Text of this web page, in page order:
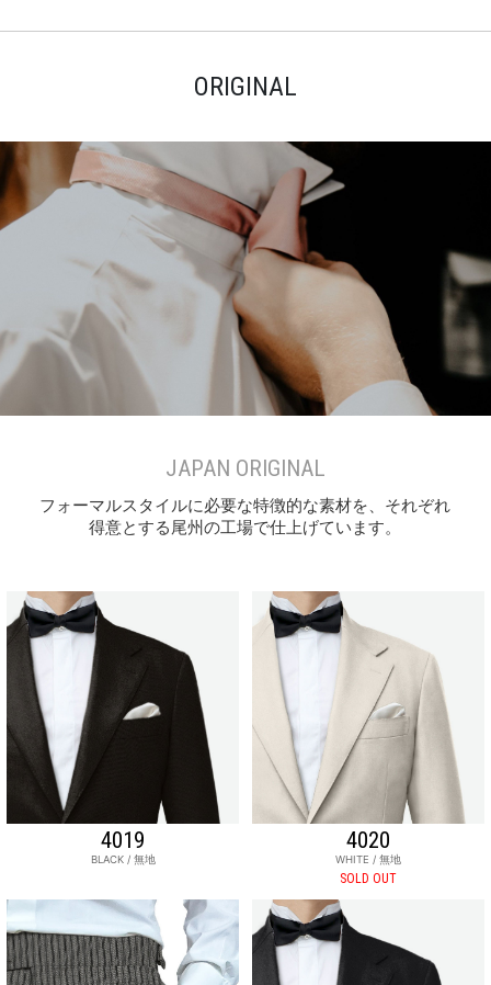
ORIGINAL
JAPAN ORIGINAL
フォーマルスタイルに必要な特徴的な素材を、それぞれ
得意とする尾州の工場で仕上げています。
4019
BLACK / 無地
4020
WHITE / 無地
SOLD OUT